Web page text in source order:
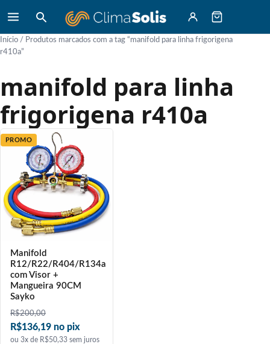
Início / Produtos marcados com a tag “manifold para linha frigorigena
r410a”
manifold para linha
frigorigena r410a
PROMO
Manifold
R12/R22/R404/R134a
com Visor +
Mangueira 90CM
Sayko
R$200,00
R$136,19 no pix
ou 3x de R$50,33 sem juros